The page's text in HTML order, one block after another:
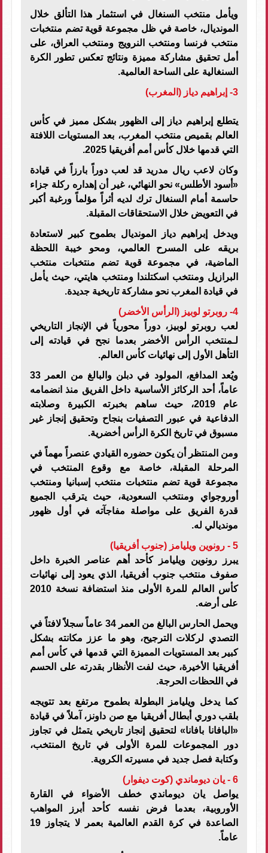
ويأمل منتخب السنغال في استثمار هذا التألق خلال
المونديال، خاصة في ظل مجموعة قوية تضم منتخبات
منتخب فرنسا ومنتخب النرويج ومنتخب العراق، على
أمل تحقيق مشاركة مميزة ونتائج تعكس تطور الكرة
السنغالية على الساحة العالمية.
3- إبراهيم دياز (المغرب)
يتطلع إبراهيم دياز إلى الظهور بشكل مميز في كأس
العالم بقميص منتخب المغرب، بعد المستويات اللافتة
التي قدمها خلال كأس أمم أفريقيا 2025.
وكان لاعب ريال مدريد قد لعب دوراً بارزاً في قيادة
«أسود الأطلس» نحو النهائي، غير أن إهداره ركلة جزاء
حاسمة أمام السنغال ترك لديه أثراً مؤلماً ورغبة أكبر
في التعويض خلال الاستحقاقات المقبلة.
ويدخل إبراهيم دياز المونديال بطموح كبير لاستعادة
بريقه على المسرح العالمي، ومحو خيبة اللحظة
الماضية، في مجموعة قوية تضم منتخبات منتخب
البرازيل ومنتخب اسكتلندا ومنتخب هايتي، حيث يأمل
في قيادة المغرب نحو مشاركة تاريخية جديدة.
4- روبرتو لوبيز (الرأس الأخضر)
لعب روبرتو لوبيز، دوراً محورياً في الإنجاز التاريخي
لـمنتخب الرأس الأخضر بعدما نجح في قيادته إلى
التأهل الأول إلى نهائيات كأس العالم.
ويُعد المدافع، المولود في دبلن والبالغ من العمر 33
عاماً، أحد الركائز الأساسية داخل الفريق منذ انضمامه
عام 2019، حيث ساهم بخبرته الكبيرة وصلابته
الدفاعية في عبور التصفيات بنجاح وتحقيق إنجاز غير
مسبوق في تاريخ الكرة الرأس أخضرية.
ومن المنتظر أن يكون حضوره القيادي عنصراً مهماً في
المرحلة المقبلة، خاصة مع وقوع المنتخب في
مجموعة قوية تضم منتخبات منتخب إسبانيا ومنتخب
أوروجواي ومنتخب السعودية، حيث يترقب الجميع
قدرة الفريق على مواصلة مفاجآته في أول ظهور
مونديالي له.
5 - رونوين ويليامز (جنوب أفريقيا)
يبرز رونوين ويليامز كأحد أهم عناصر الخبرة داخل
صفوف منتخب جنوب أفريقيا، الذي يعود إلى نهائيات
كأس العالم للمرة الأولى منذ استضافة نسخة 2010
على أرضه.
ويحمل الحارس البالغ من العمر 34 عاماً سجلاً لافتاً في
التصدي لركلات الترجيح، وهو ما عزز مكانته بشكل
كبير بعد المستويات المميزة التي قدمها في كأس أمم
أفريقيا الأخيرة، حيث لفت الأنظار بقدرته على الحسم
في اللحظات الحرجة.
كما يدخل ويليامز البطولة بطموح مرتفع بعد تتويجه
بلقب دوري أبطال أفريقيا مع صن داونز، آملاً في قيادة
«البافانا بافانا» لتحقيق إنجاز تاريخي يتمثل في تجاوز
دور المجموعات للمرة الأولى في تاريخ المنتخب،
وكتابة فصل جديد في مسيرته الكروية.
6 - يان ديوماندي (كوت ديفوار)
يواصل يان ديوماندي خطف الأضواء في القارة
الأوروبية، بعدما فرض نفسه كأحد أبرز المواهب
الصاعدة في كرة القدم العالمية بعمر لا يتجاوز 19
عاماً.